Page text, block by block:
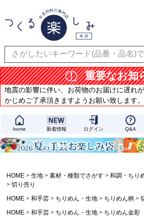
重要なお知
地震の影響に伴い、お荷物のお届けに遅れ
かじめご了承頂きますようお願い致します
home 新着情報 ログイン Q&A
HOME 生地 素材・種類でさがす 和調・ちり
切り売り
HOME
和手芸 ちりめん・生地 ちりめん柄
HOME
和手芸 ちりめん・生地 ちりめん金彩